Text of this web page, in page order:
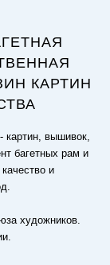
КАРТИН
картин, вышивок,
багетных рам и
и
художников.